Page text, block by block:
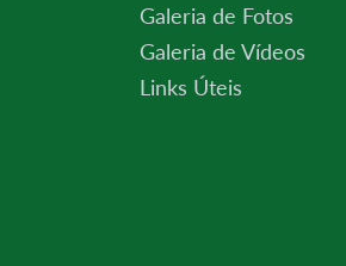
Galeria de Fotos
Galeria de Vídeos
Links Úteis